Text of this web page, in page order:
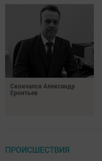
Скончался Александр
Еронтьев
ПРОИСШЕСТВИЯ